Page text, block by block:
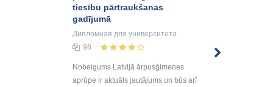
tiesību pārtraukšanas
gadījumā
Дипломная для университета
98
Nobeigums Latvijā ārpusģimenes
aprūpe ir aktuāls jautājums un būs arī